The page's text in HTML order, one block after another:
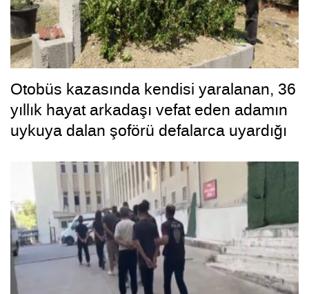
Otobüs kazasında kendisi yaralanan, 36
yıllık hayat arkadaşı vefat eden adamın
uykuya dalan şoförü defalarca uyardığı